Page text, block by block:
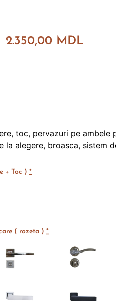
2.350,00 MDL
+ Toc ) *
( rozeta ) *